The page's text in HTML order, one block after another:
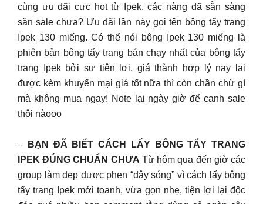
cùng ưu đãi cực hot từ Ipek, các nàng đã sẵn sàng
săn sale chưa? Ưu đãi lần này gọi tên bông tẩy trang
Ipek 130 miếng. Có thể nói bông Ipek 130 miếng là
phiên bản bông tẩy trang bán chạy nhất của bông tẩy
trang Ipek bởi sự tiện lợi, giá thành hợp lý nay lại
được kèm khuyến mại giá tốt nữa thì còn chần chừ gì
mà không mua ngay! Note lại ngày giờ để canh sale
thôi nàooo
–
BẠN ĐÃ BIẾT CÁCH LẤY BÔNG TẨY TRANG
IPEK ĐÚNG CHUẨN CHƯA Từ hôm qua đến giờ các
group làm đẹp được phen “dậy sóng” vì cách lấy bông
tẩy trang Ipek mới toanh, vừa gọn nhẹ, tiện lợi lại độc